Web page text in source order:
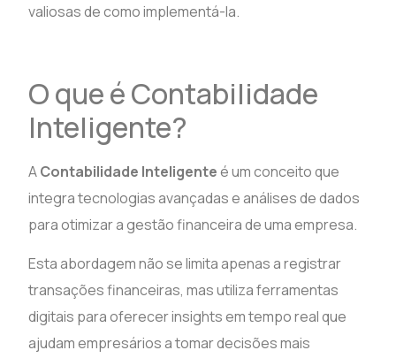
valiosas de como implementá-la.
O que é Contabilidade
Inteligente?
AContabilidade Inteligenteé um conceito que
integra tecnologias avançadas e análises de dados
para otimizar a gestão financeira de uma empresa.
Esta abordagem não se limita apenas a registrar
transações financeiras, mas utiliza ferramentas
digitais para oferecer insights em tempo real que
ajudam empresários a tomar decisões mais